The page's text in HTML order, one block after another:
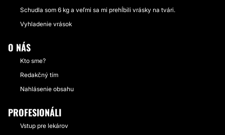
Schudla som 6 kg a veľmi sa mi prehĺbili vrásky na tvári.
Vyhladenie vrások
O NÁS
Kto sme?
Redakčný tím
Nahlásenie obsahu
PROFESIONÁLI
Vstup pre lekárov